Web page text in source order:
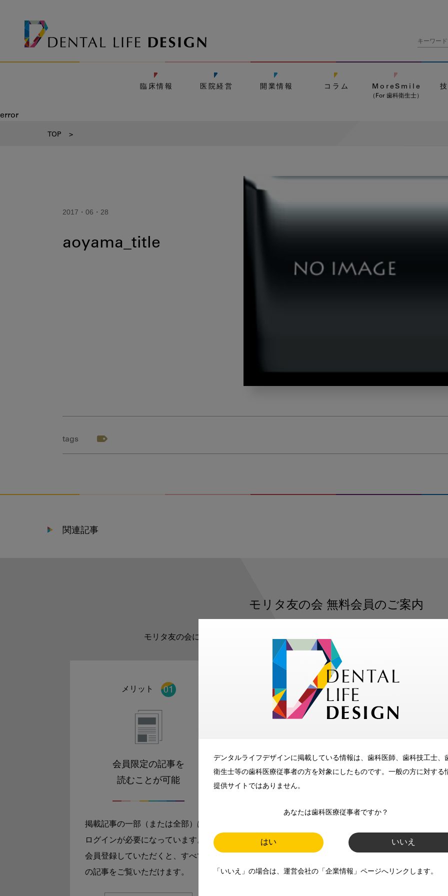
デンタルライフデザインに掲載している情報は、歯科医師、歯科技工士、
衛生士等の歯科医療従事者の方を対象にしたものです。一般の方に対する
提供サイトではありません。
あなたは歯科医療従事者ですか？
はい いいえ
「いいえ」の場合は、運営会社の「企業情報」ページへリンクします。
臨床情報 医院経営 開業情報 コラム MoreSmile
（For 歯科衛生士）
error
TOP >
2017・06・28
aoyama_title
tags
関連記事
モリタ友の会 無料会員のご案内
モリタ友の会に登録いただくと、デンタルライフデザインをもっと便利にご利用い
メリット
会員限定の記事を
読むことが可能
掲載記事の一部（または全部）は
ログインが必要になっています。
会員登録していただくと、すべて
の記事をご覧いただけます。
メリット
メールマガジンでお届け
師、歯科衛生士、歯科技工士）に
お届けします。